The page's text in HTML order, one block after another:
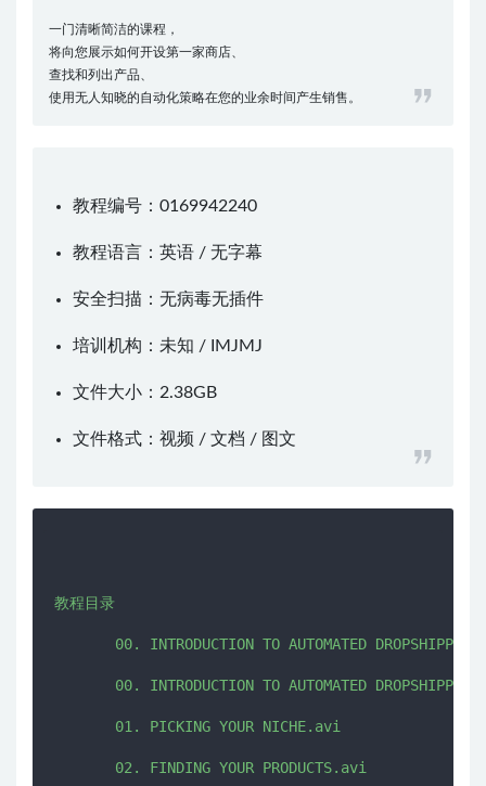
一门清晰简洁的课程，
将向您展示如何开设第一家商店、
查找和列出产品、
使用无人知晓的自动化策略在您的业余时间产生销售。
教程编号：0169942240
教程语言：英语 / 无字幕
安全扫描：无病毒无插件
培训机构：未知 / IMJMJ
文件大小：2.38GB
文件格式：视频 / 文档 / 图文
教程目录
00. INTRODUCTION TO AUTOMATED DROPSHIPPING
00. INTRODUCTION TO AUTOMATED DROPSHIPPING
       01. PICKING YOUR NICHE.avi
       02. FINDING YOUR PRODUCTS.avi